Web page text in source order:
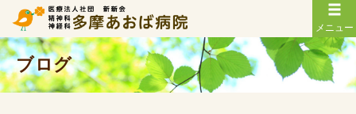
メニュー
ブログ